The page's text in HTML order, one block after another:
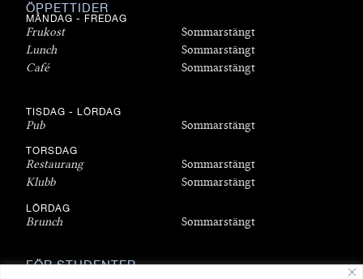
ÖPPETTIDER
MÅNDAG - FREDAG
Frukost
Lunch
Café
Sommarstängt
Sommarstängt
Sommarstängt
TISDAG - LÖRDAG
Pub Sommarstängt
TORSDAG
Restaurang
Klubb
Sommarstängt
Sommarstängt
LÖRDAG
Brunch Sommarstängt
FÖR STUDENTER